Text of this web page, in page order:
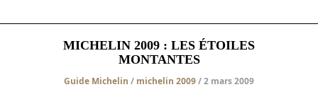
MICHELIN 2009 : LES ÉTOILES
MONTANTES
Guide Michelin / michelin 2009/ 2 mars 2009